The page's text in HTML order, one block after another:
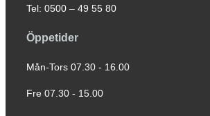
Tel: 0500 – 49 55 80
Öppetider
Mån-Tors 07.30 - 16.00
Fre 07.30 - 15.00